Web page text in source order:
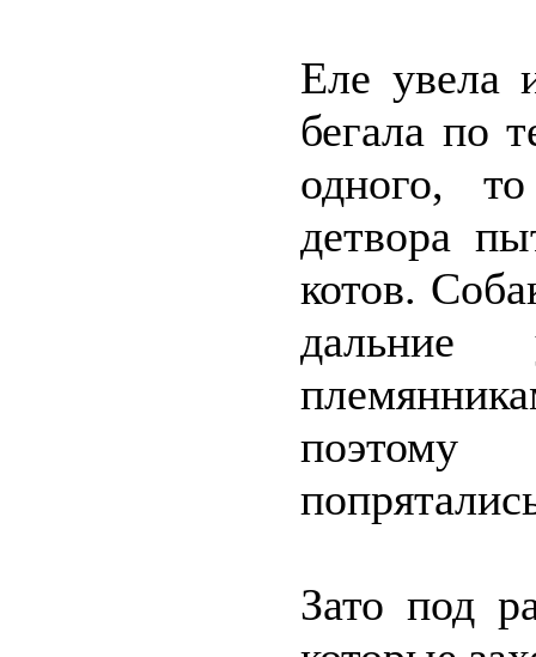
Еле увела
бегала по
одного,
детвора
котов.
Зато под